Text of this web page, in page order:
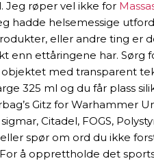
Jeg røper vel ikke for
hadde helsemessige
eller andre ting er
enn ettåringene har.
med transparent
325 ml og du får plass
Gitz for Warhammer
Citadel, FOGS,
spør om ord du ikke
å opprettholde det